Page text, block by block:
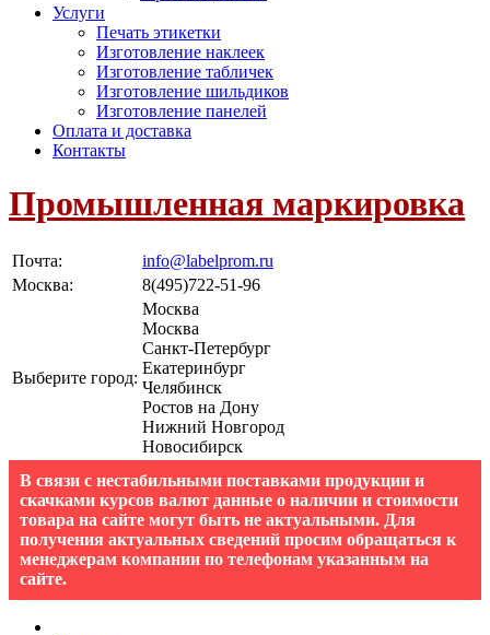
Услуги
Печать этикетки
Изготовление наклеек
Изготовление табличек
Изготовление шильдиков
Изготовление панелей
Оплата и доставка
Контакты
Промышленная маркировка
Почта:
info@labelprom.ru
Москва: 8(495)722-51-96
Выберите город:
Москва
Москва
Санкт-Петербург
Екатеринбург
Челябинск
Ростов на Дону
Нижний Новгород
Новосибирск
В связи с нестабильными поставками продукции и
скачками курсов валют данные о наличии и стоимости
товара на сайте могут быть не актуальными. Для
получения актуальных сведений просим обращаться к
менеджерам компании по телефонам указанным на
сайте.